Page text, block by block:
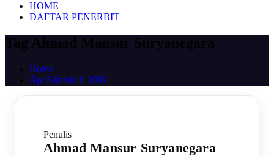
HOME
DAFTAR PENERBIT
Tag Ahmad Mansur Suryanegara
Home
Api Sejarah 1; 2009
Penulis
Ahmad Mansur Suryanegara